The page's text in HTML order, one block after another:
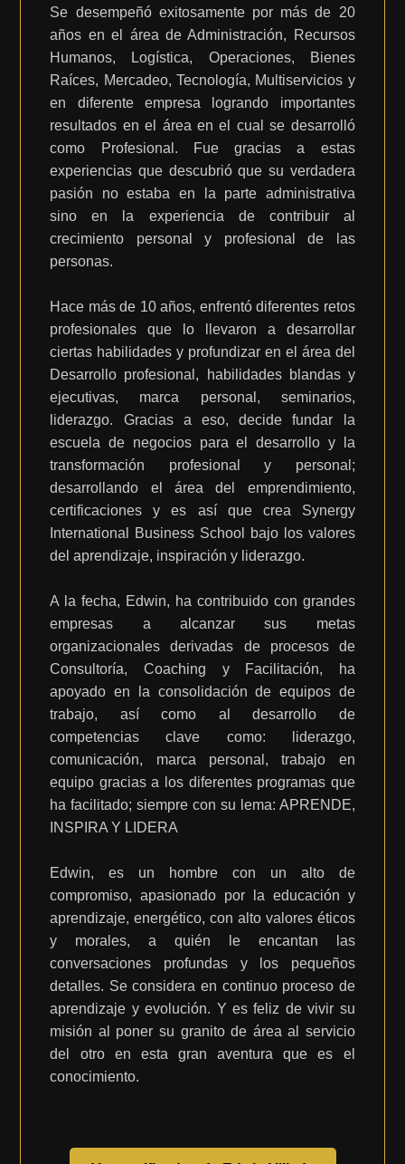
Se desempeñó exitosamente por más de 20
años en el área de Administración, Recursos
Humanos, Logística, Operaciones, Bienes
Raíces, Mercadeo, Tecnología, Multiservicios y
en diferente empresa logrando importantes
resultados en el área en el cual se desarrolló
como Profesional. Fue gracias a estas
experiencias que descubrió que su verdadera
pasión no estaba en la parte administrativa
sino en la experiencia de contribuir al
crecimiento personal y profesional de las
personas.
Hace más de 10 años, enfrentó diferentes retos
profesionales que lo llevaron a desarrollar
ciertas habilidades y profundizar en el área del
Desarrollo profesional, habilidades blandas y
ejecutivas, marca personal, seminarios,
liderazgo. Gracias a eso, decide fundar la
escuela de negocios para el desarrollo y la
transformación profesional y personal;
desarrollando el área del emprendimiento,
certificaciones y es así que crea Synergy
International Business School bajo los valores
del aprendizaje, inspiración y liderazgo.
A la fecha, Edwin, ha contribuido con grandes
empresas a alcanzar sus metas
organizacionales derivadas de procesos de
Consultoría, Coaching y Facilitación, ha
apoyado en la consolidación de equipos de
trabajo, así como al desarrollo de
competencias clave como: liderazgo,
comunicación, marca personal, trabajo en
equipo gracias a los diferentes programas que
ha facilitado; siempre con su lema: APRENDE,
INSPIRA Y LIDERA
Edwin, es un hombre con un alto de
compromiso, apasionado por la educación y
aprendizaje, energético, con alto valores éticos
y morales, a quién le encantan las
conversaciones profundas y los pequeños
detalles. Se considera en continuo proceso de
aprendizaje y evolución. Y es feliz de vivir su
misión al poner su granito de área al servicio
del otro en esta gran aventura que es el
conocimiento.